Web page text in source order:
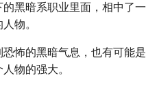
黑暗系职业里面，相中了一
物。
怖的黑暗气息，也有可能是
物的强大。